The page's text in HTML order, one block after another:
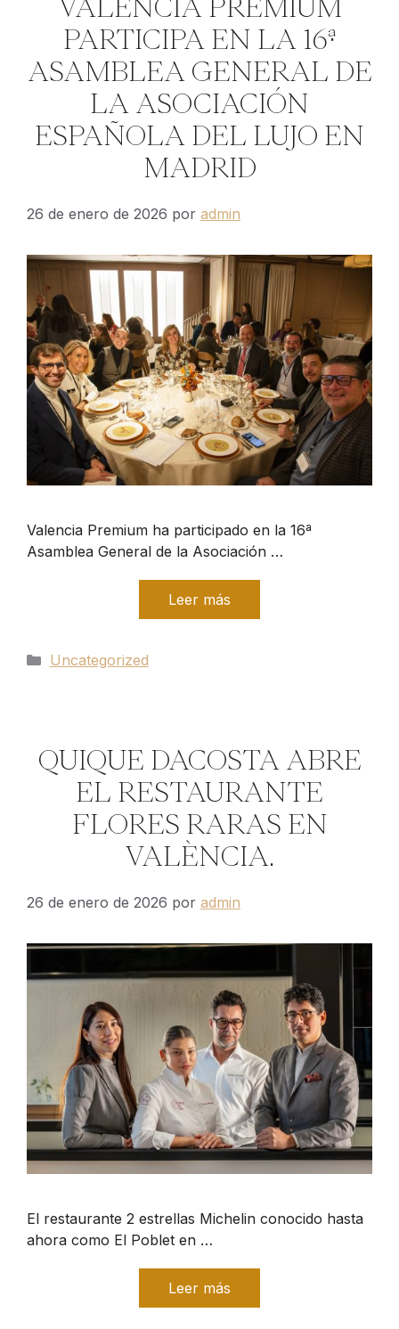
VALENCIA PREMIUM
PARTICIPA EN LA 16ª
ASAMBLEA GENERAL DE
LA ASOCIACIÓN
ESPAÑOLA DEL LUJO EN
MADRID
26 de enero de 2026 por admin
Valencia Premium ha participado en la 16ª
Asamblea General de la Asociación …
Leer más
Categorías
Uncategorized
QUIQUE DACOSTA ABRE
EL RESTAURANTE
FLORES RARAS EN
VALÈNCIA.
26 de enero de 2026 por admin
El restaurante 2 estrellas Michelin conocido hasta
ahora como El Poblet en …
Leer más